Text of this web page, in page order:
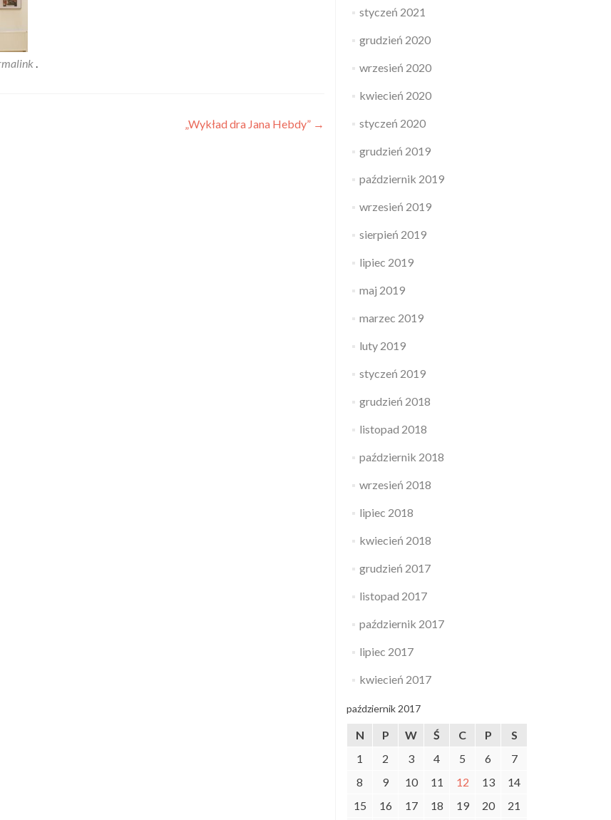
.
„Wykład dra Jana Hebdy” →
styczeń 2021
grudzień 2020
wrzesień 2020
kwiecień 2020
styczeń 2020
grudzień 2019
październik 2019
wrzesień 2019
sierpień 2019
lipiec 2019
maj 2019
marzec 2019
luty 2019
styczeń 2019
grudzień 2018
listopad 2018
październik 2018
wrzesień 2018
lipiec 2018
kwiecień 2018
grudzień 2017
listopad 2017
październik 2017
lipiec 2017
kwiecień 2017
październik 2017
N P W Ś C P
S
1
2 3 4 5 6
7
8
9 10 11 12 13
14
15
16 17 18 19 20 21